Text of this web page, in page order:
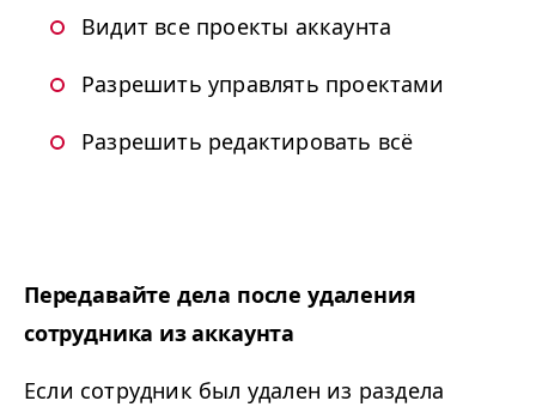
Видит все проекты аккаунта
Разрешить управлять проектами
Разрешить редактировать всё
Передавайте дела после удаления
сотрудника из аккаунта
Если сотрудник был удален из раздела